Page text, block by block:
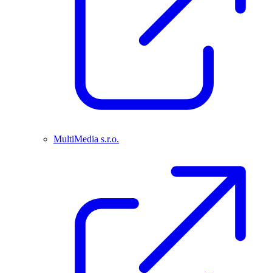
MultiMedia s.r.o.